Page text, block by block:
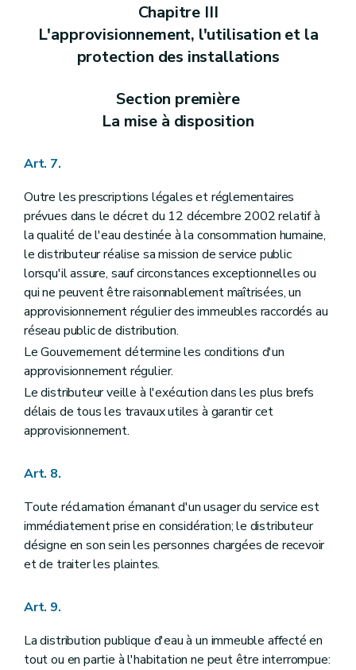
Chapitre III
L'approvisionnement, l'utilisation et la
protection des installations
Section première
La mise à disposition
Art. 7.
Outre les prescriptions légales et réglementaires
prévues dans le décret du 12 décembre 2002 relatif à
la qualité de l'eau destinée à la consommation humaine,
le distributeur réalise sa mission de service public
lorsqu'il assure, sauf circonstances exceptionnelles ou
qui ne peuvent être raisonnablement maîtrisées, un
approvisionnement régulier des immeubles raccordés au
réseau public de distribution.
Le Gouvernement détermine les conditions d'un
approvisionnement régulier.
Le distributeur veille à l'exécution dans les plus brefs
délais de tous les travaux utiles à garantir cet
approvisionnement.
Art. 8.
Toute réclamation émanant d'un usager du service est
immédiatement prise en considération; le distributeur
désigne en son sein les personnes chargées de recevoir
et de traiter les plaintes.
Art. 9.
La distribution publique d'eau à un immeuble affecté en
tout ou en partie à l'habitation ne peut être interrompue: